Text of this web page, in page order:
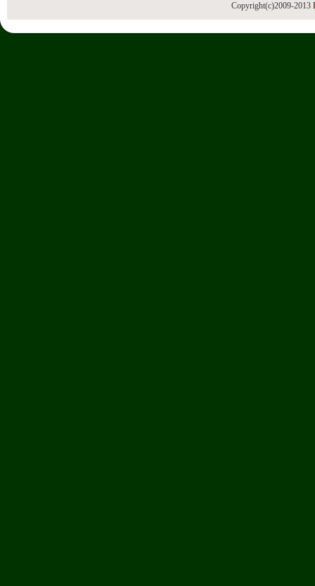
Copyright(c)2009-2013